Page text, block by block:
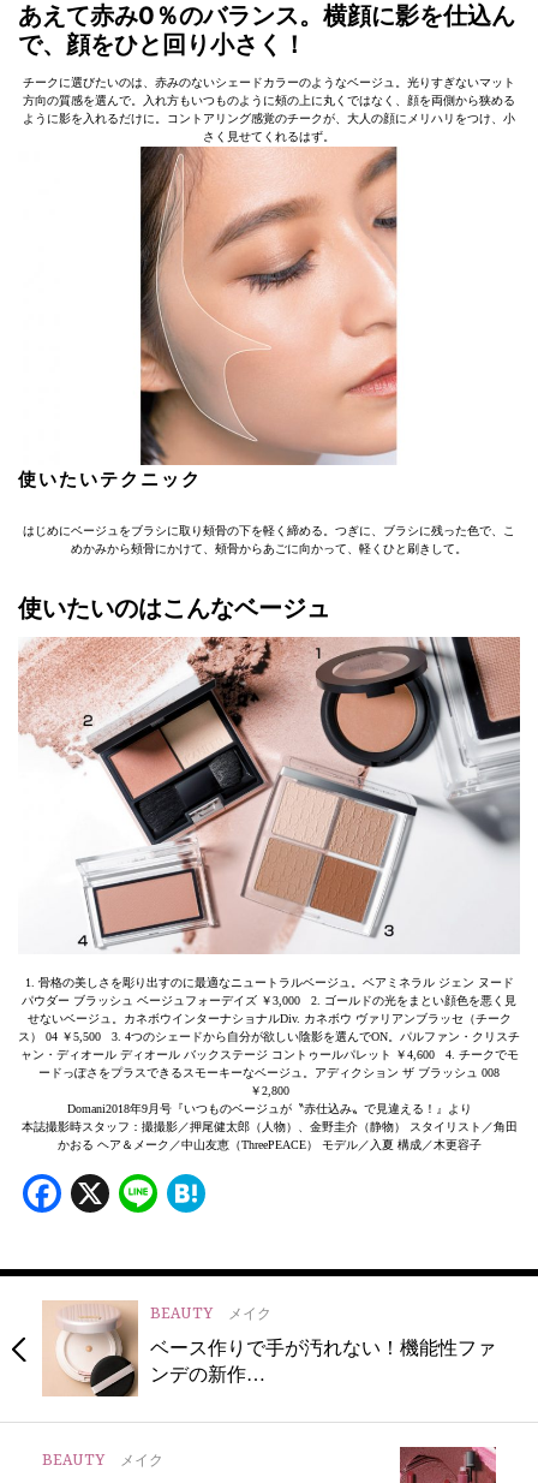
あえて赤み0％のバランス。横顔に影を仕込ん
で、顔をひと回り小さく！
チークに選びたいのは、赤みのないシェードカラーのようなベージュ。光りすぎないマット
方向の質感を選んで。入れ方もいつものように頰の上に丸くではなく、顔を両側から狭める
ように影を入れるだけに。コントアリング感覚のチークが、大人の顔にメリハリをつけ、小
さく見せてくれるはず。
使いたいテクニック
はじめにベージュをブラシに取り頰骨の下を軽く締める。つぎに、ブラシに残った色で、こ
めかみから頰骨にかけて、頰骨からあごに向かって、軽くひと刷きして。
使いたいのはこんなベージュ
1. 骨格の美しさを彫り出すのに最適なニュートラルベージュ。ベアミネラル ジェン ヌード
パウダー ブラッシュ ベージュフォーデイズ ￥3,000 2. ゴールドの光をまとい顔色を悪く見
せないベージュ。カネボウインターナショナルDiv. カネボウ ヴァリアンブラッセ（チーク
ス） 04 ￥5,500 3. 4つのシェードから自分が欲しい陰影を選んでON。パルファン・クリスチ
ャン・ディオール ディオール バックステージ コントゥールパレット ￥4,600 4. チークでモ
ードっぽさをプラスできるスモーキーなベージュ。アディクション ザ ブラッシュ 008
￥2,800
Domani2018年9月号『いつものベージュが〝赤仕込み〟で見違える！』より
本誌撮影時スタッフ：撮撮影／押尾健太郎（人物）、金野圭介（静物） スタイリスト／角田
かおる ヘア＆メーク／中山友恵（ThreePEACE） モデル／入夏 構成／木更容子
Facebook
X Line
BEAUTY メイク
ベース作りで手が汚れない！機能性ファ
ンデの新作…
BEAUTY メイク